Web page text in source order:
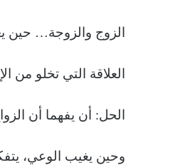
الزوج والزوجة… حين
العلاقة التي تخلو من
الحل: أن يفهما أن
وحين يغيب الوعي،